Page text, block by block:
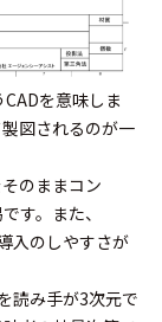
を意味しま
図されるのが一
のままコン
す。また、
入のしやすさが
読み手が3次元で